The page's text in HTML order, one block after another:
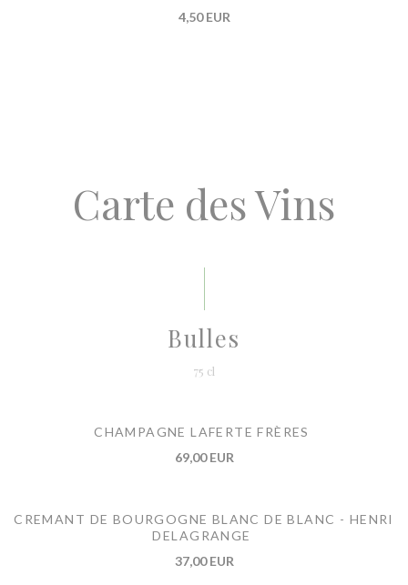
4,50 EUR
Carte des Vins
Bulles
75 cl
CHAMPAGNE LAFERTE FRÈRES
69,00 EUR
CREMANT DE BOURGOGNE BLANC DE BLANC - HENRI
DELAGRANGE
37,00 EUR